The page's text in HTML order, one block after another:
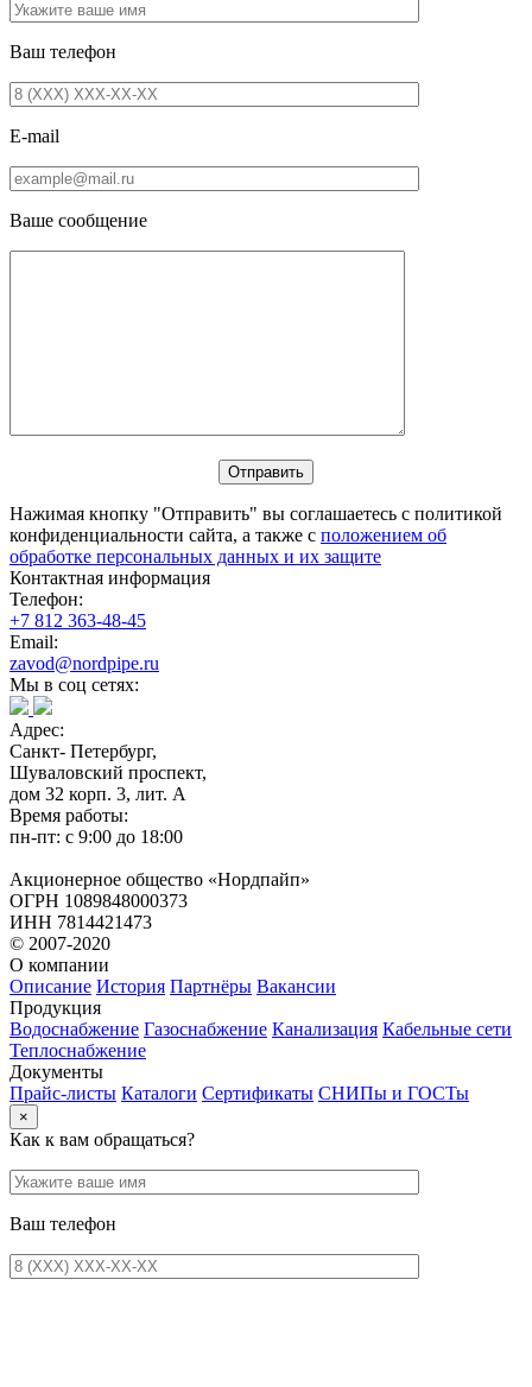
Ваш телефон
E-mail
Ваше сообщение
Нажимая кнопку "Отправить" вы соглашаетесь с политикой
конфиденциальности сайта, а также с положением об
обработке персональных данных и их защите
Контактная информация
Телефон:
+7 812 363-48-45
Email:
zavod@nordpipe.ru
Мы в соц сетях:
Адрес:
Санкт- Петербург,
Шуваловский проспект,
дом 32 корп. 3, лит. А
Время работы:
пн-пт: с 9:00 до 18:00
Акционерное общество «Нордпайп»
ОГРН 1089848000373
ИНН 7814421473
© 2007-2020
О компании
Описание История Партнёры Вакансии
Продукция
Водоснабжение Газоснабжение Канализация Кабельные сети
Теплоснабжение
Документы
Прайс-листы Каталоги Сертификаты СНИПы и ГОСТы
×
Как к вам обращаться?
Ваш телефон